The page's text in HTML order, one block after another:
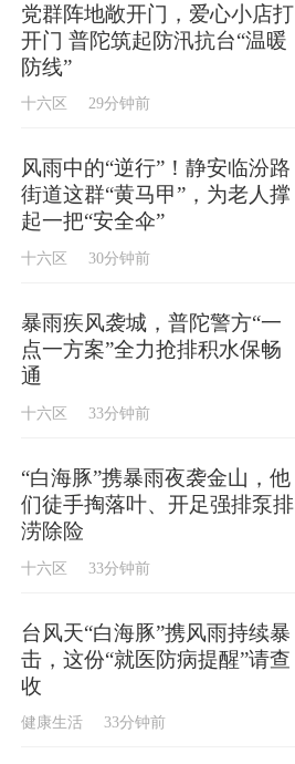
党群阵地敞开门，爱心小店打
开门 普陀筑起防汛抗台“温暖
防线”
十六区 29分钟前
风雨中的“逆行”！静安临汾路
街道这群“黄马甲”，为老人撑
起一把“安全伞”
十六区 30分钟前
暴雨疾风袭城，普陀警方“一
点一方案”全力抢排积水保畅
通
十六区 33分钟前
“白海豚”携暴雨夜袭金山，他
们徒手掏落叶、开足强排泵排
涝除险
十六区 33分钟前
台风天“白海豚”携风雨持续暴
击，这份“就医防病提醒”请查
收
健康生活 33分钟前